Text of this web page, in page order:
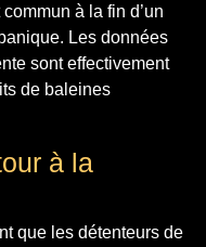
à la fin d’un
Les données
sont effectivement
de baleines
à la
que les détenteurs de